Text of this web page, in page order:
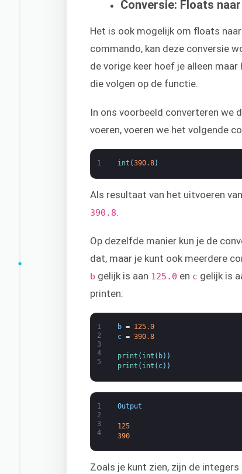
Conversie: Floats
Het is ook mogelijk om floats
commando, kan deze conversie
de vorige keer hoef je alleen
die volgen op de functie.
In ons voorbeeld converteren we
voeren, voeren we het volgende
1 int (390.8)
Als resultaat van het uitvoeren
390.8.
Op dezelfde manier kun je de
dat, maar je kunt ook meerdere
b gelijk is aan 125.0 en c gelijk is
printen:
1
2
3
4
5
b = 125.0
c = 390.8
print ( int ( b) )
print ( int ( c) )
1
2
3
4
Output
125
390
Zoals je kunt zien, zijn de